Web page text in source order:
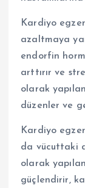
Kardiyo
azaltmaya
endorfin
arttırır ve
olarak
düzenler ve
Kardiyo
da vücuttaki
olarak
güçlendirir,